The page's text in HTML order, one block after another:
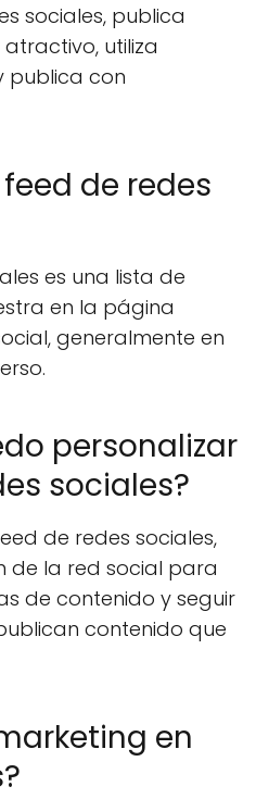
sociales, publica
utiliza
publica con
feed de redes
es una lista de
en la página
generalmente en
personalizar
sociales?
de redes sociales,
de la red social para
de contenido y seguir
contenido que
en